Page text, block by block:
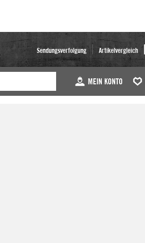
Sendungsverfolgung Artikelvergleich
MEIN KONTO